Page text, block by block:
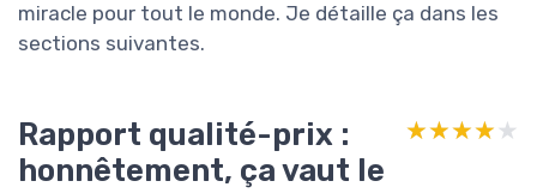
miracle pour tout le monde. Je détaille ça dans les
sections suivantes.
Rapport qualité-prix :
honnêtement, ça vaut le
★★★★★
★★★★★